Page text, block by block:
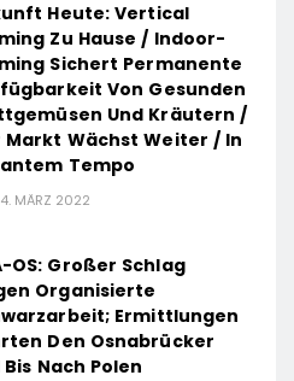
Heute: Vertical
Zu Hause / Indoor-
Sichert Permanente
Von Gesunden
Und Kräutern /
Markt Wächst Weiter / In
Tempo
MÄRZ 2022
OS: Großer Schlag
Organisierte
Ermittlungen
Den Osnabrücker
Bis Nach Polen